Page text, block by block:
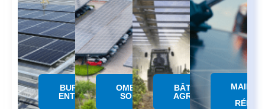
BUREAUX &
ENTREPÔTS
OMBRIERE
SOLAIRE
BÂTIMENTS
AGRICOLES